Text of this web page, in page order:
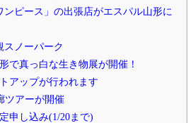
ンピース」の出張店がエスパル山形に
ノーパーク
で真っ白な生き物展が開催！
アップが行われます
ツアーが開催
申し込み(1/20まで)